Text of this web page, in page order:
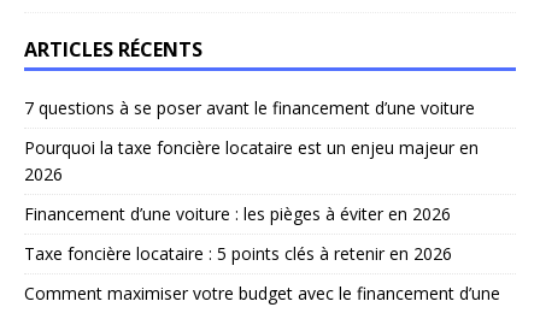
ARTICLES RÉCENTS
7 questions à se poser avant le financement d’une voiture
Pourquoi la taxe foncière locataire est un enjeu majeur en
2026
Financement d’une voiture : les pièges à éviter en 2026
Taxe foncière locataire : 5 points clés à retenir en 2026
Comment maximiser votre budget avec le financement d’une